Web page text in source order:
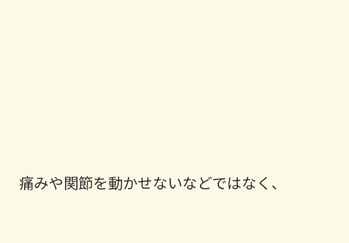
痛みや関節を動かせないなどではなく、